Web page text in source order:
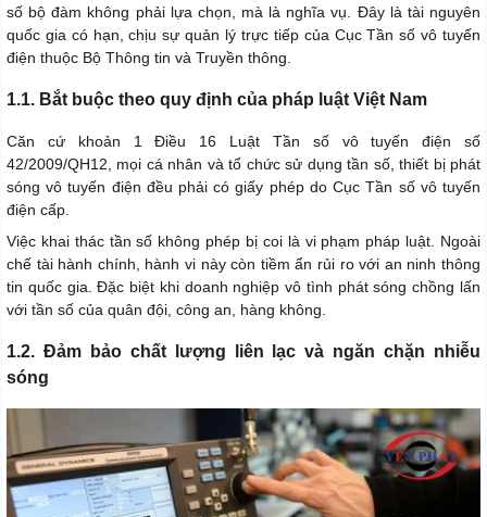
số bộ đàm không phải lựa chọn, mà là nghĩa vụ. Đây là tài nguyên
quốc gia có hạn, chịu sự quản lý trực tiếp của Cục Tần số vô tuyến
điện thuộc Bộ Thông tin và Truyền thông.
1.1. Bắt buộc theo quy định của pháp luật Việt Nam
Căn cứ khoản 1 Điều 16 Luật Tần số vô tuyến điện số
42/2009/QH12, mọi cá nhân và tổ chức sử dụng tần số, thiết bị phát
sóng vô tuyến điện đều phải có giấy phép do Cục Tần số vô tuyến
điện cấp.
Việc khai thác tần số không phép bị coi là vi phạm pháp luật. Ngoài
chế tài hành chính, hành vi này còn tiềm ẩn rủi ro với an ninh thông
tin quốc gia. Đặc biệt khi doanh nghiệp vô tình phát sóng chồng lấn
với tần số của quân đội, công an, hàng không.
1.2. Đảm bảo chất lượng liên lạc và ngăn chặn nhiễu
sóng